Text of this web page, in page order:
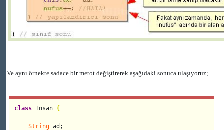
Ve aynı örnekte sadace bir metot değiştirerek aşağıdaki sonuca ulaşıyoruz;
class Insan {
String ad;